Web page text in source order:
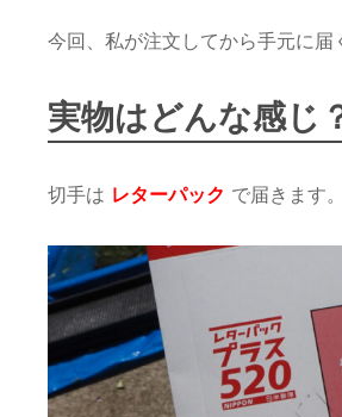
今回、私が注文してから手元に届
実物はどんな感じ
切手は レターパック で届きます